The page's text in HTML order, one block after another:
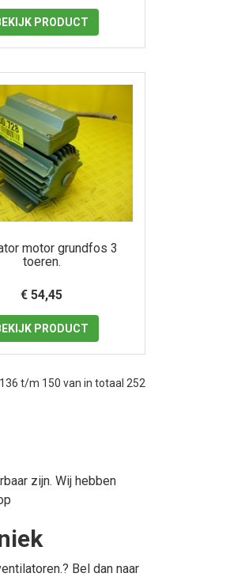
PRODUCT
motor grundfos 3
toeren.
€ 54,45
PRODUCT
t/m 150 van in totaal 252
zijn. Wij hebben
? Bel dan naar